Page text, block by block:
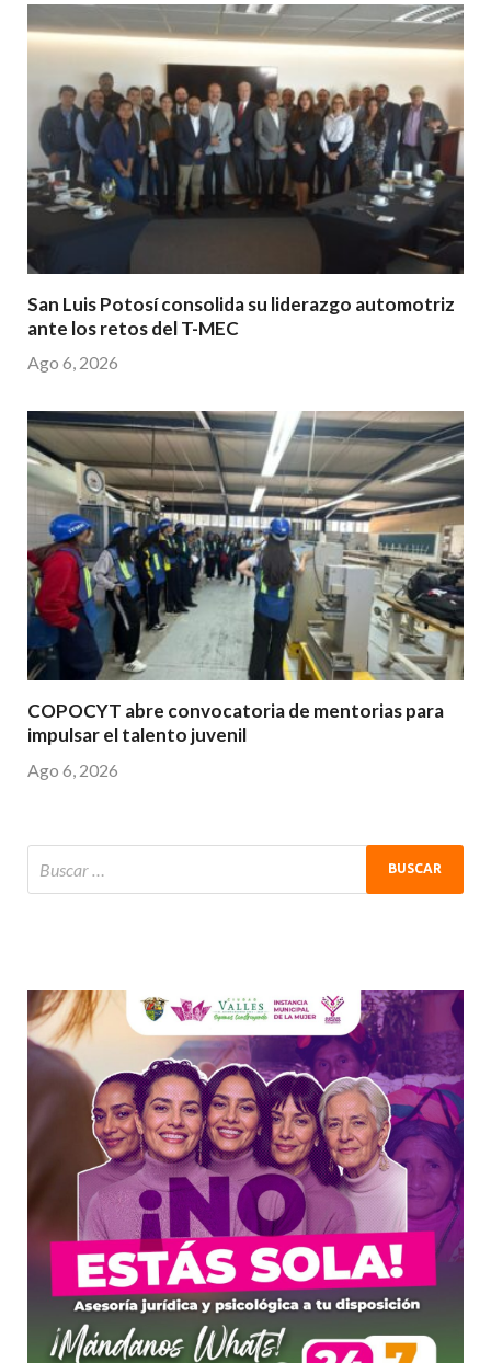
San Luis Potosí consolida su liderazgo automotriz
ante los retos del T-MEC
Ago 6, 2026
COPOCYT abre convocatoria de mentorias para
impulsar el talento juvenil
Ago 6, 2026